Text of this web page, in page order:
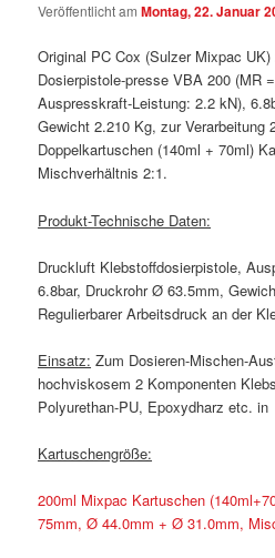
Veröffentlicht amMontag, 22. Januar
Original PC Cox (Sulzer Mixpac
Dosierpistole-presse VBA 200 (MR
Auspresskraft-Leistung: 2.2 kN),
Gewicht 2.210 Kg, zur Verarbeitung
Doppelkartuschen (140ml + 70ml)
Mischverhältnis 2:1.
Produkt-Technische Daten:
Druckluft Klebstoffdosierpistole,
6.8bar, Druckrohr Ø 63.5mm,
Regulierbarer Arbeitsdruck an der
Einsatz: Zum Dosieren-Mischen-
hochviskosem 2 Komponenten
Polyurethan-PU, Epoxydharz etc. in
Kartuschengröße:
200ml Mixpac Kartuschen
75mm, Ø 44.0mm + Ø 31.0mm,